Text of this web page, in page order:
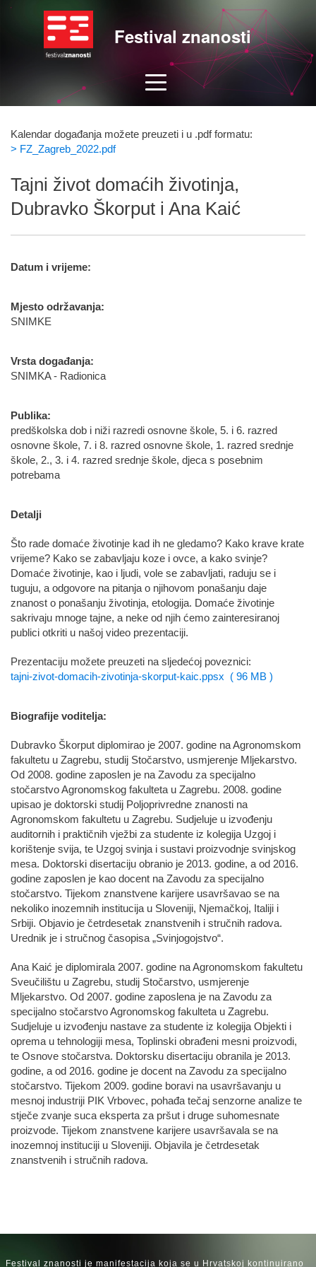
Festival znanosti
Kalendar događanja možete preuzeti i u .pdf formatu:
> FZ_Zagreb_2022.pdf
Tajni život domaćih životinja,
Dubravko Škorput i Ana Kaić
Datum i vrijeme:
Mjesto održavanja:
SNIMKE
Vrsta događanja:
SNIMKA - Radionica
Publika:
predškolska dob i niži razredi osnovne škole, 5. i 6. razred
osnovne škole, 7. i 8. razred osnovne škole, 1. razred srednje
škole, 2., 3. i 4. razred srednje škole, djeca s posebnim
potrebama
Detalji
Što rade domaće životinje kad ih ne gledamo? Kako krave krate
vrijeme? Kako se zabavljaju koze i ovce, a kako svinje?
Domaće životinje, kao i ljudi, vole se zabavljati, raduju se i
tuguju, a odgovore na pitanja o njihovom ponašanju daje
znanost o ponašanju životinja, etologija. Domaće životinje
sakrivaju mnoge tajne, a neke od njih ćemo zainteresiranoj
publici otkriti u našoj video prezentaciji.
Prezentaciju možete preuzeti na sljedećoj poveznici:
tajni-zivot-domacih-zivotinja-skorput-kaic.ppsx ( 96 MB )
Biografije voditelja:
Dubravko Škorput diplomirao je 2007. godine na Agronomskom
fakultetu u Zagrebu, studij Stočarstvo, usmjerenje Mljekarstvo.
Od 2008. godine zaposlen je na Zavodu za specijalno
stočarstvo Agronomskog fakulteta u Zagrebu. 2008. godine
upisao je doktorski studij Poljoprivredne znanosti na
Agronomskom fakultetu u Zagrebu. Sudjeluje u izvođenju
auditornih i praktičnih vježbi za studente iz kolegija Uzgoj i
korištenje svija, te Uzgoj svinja i sustavi proizvodnje svinjskog
mesa. Doktorski disertaciju obranio je 2013. godine, a od 2016.
godine zaposlen je kao docent na Zavodu za specijalno
stočarstvo. Tijekom znanstvene karijere usavršavao se na
nekoliko inozemnih institucija u Sloveniji, Njemačkoj, Italiji i
Srbiji. Objavio je četrdesetak znanstvenih i stručnih radova.
Urednik je i stručnog časopisa „Svinjogojstvo“.
Ana Kaić je diplomirala 2007. godine na Agronomskom fakultetu
Sveučilištu u Zagrebu, studij Stočarstvo, usmjerenje
Mljekarstvo. Od 2007. godine zaposlena je na Zavodu za
specijalno stočarstvo Agronomskog fakulteta u Zagrebu.
Sudjeluje u izvođenju nastave za studente iz kolegija Objekti i
oprema u tehnologiji mesa, Toplinski obrađeni mesni proizvodi,
te Osnove stočarstva. Doktorsku disertaciju obranila je 2013.
godine, a od 2016. godine je docent na Zavodu za specijalno
stočarstvo. Tijekom 2009. godine boravi na usavršavanju u
mesnoj industriji PIK Vrbovec, pohađa tečaj senzorne analize te
stječe zvanje suca eksperta za pršut i druge suhomesnate
proizvode. Tijekom znanstvene karijere usavršavala se na
inozemnoj instituciji u Sloveniji. Objavila je četrdesetak
znanstvenih i stručnih radova.
Festival znanosti je manifestacija koja se u Hrvatskoj kontinuirano